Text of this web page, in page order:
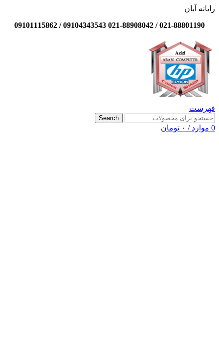
رایانه آبان
021-88801190 / 021-88908042 09104343543 / 09101115862
فهرست
Search
0 موارد / ۰ تومان